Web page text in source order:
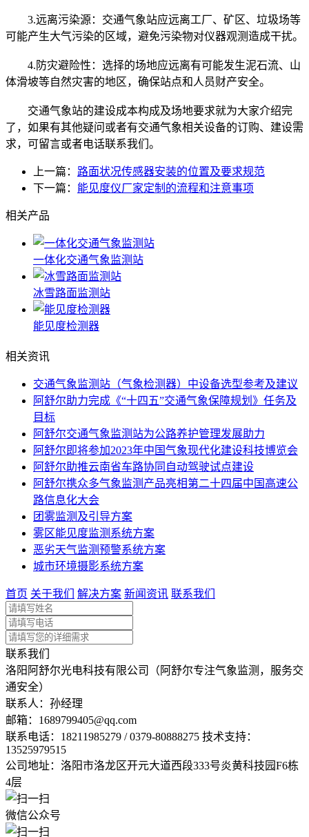
3.远离污染源：交通气象站应远离工厂、矿区、垃圾场等
可能产生大气污染的区域，避免污染物对仪器观测造成干扰。
4.防灾避险性：选择的场地应远离有可能发生泥石流、山
体滑坡等自然灾害的地区，确保站点和人员财产安全。
交通气象站的建设成本构成及场地要求就为大家介绍完
了，如果有其他疑问或者有交通气象相关设备的订购、建设需
求，可留言或者电话联系我们。
上一篇： 路面状况传感器安装的位置及要求规范
下一篇： 能见度仪厂家定制的流程和注意事项
相关产品
一体化交通气象监测站
冰雪路面监测站
能见度检测器
相关资讯
交通气象监测站（气象检测器）中设备选型参考及建议
阿舒尔助力完成《“十四五”交通气象保障规划》任务及
目标
阿舒尔交通气象监测站为公路养护管理发展助力
阿舒尔即将参加2023年中国气象现代化建设科技博览会
阿舒尔助推云南省车路协同自动驾驶试点建设
阿舒尔携众多气象监测产品亮相第二十四届中国高速公
路信息化大会
团雾监测及引导方案
雾区能见度监测系统方案
恶劣天气监测预警系统方案
城市环境摄影系统方案
首页 关于我们 解决方案 新闻资讯 联系我们
联系我们
洛阳阿舒尔光电科技有限公司（阿舒尔专注气象监测，服务交
通安全）
联系人：孙经理
邮箱： 1689799405@qq.com
联系电话： 18211985279 / 0379-80888275 技术支持：
13525979515
公司地址：洛阳市洛龙区开元大道西段333号炎黄科技园F6栋
4层
微信公众号